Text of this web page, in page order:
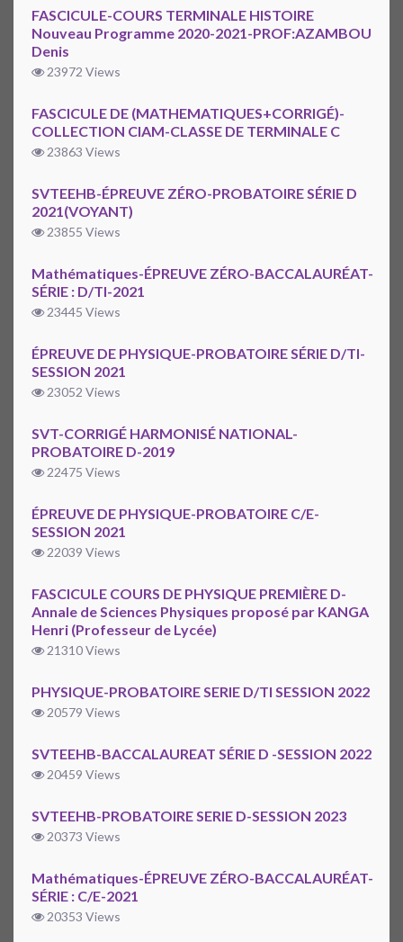
FASCICULE-COURS TERMINALE HISTOIRE
Nouveau Programme 2020-2021-PROF:AZAMBOU
Denis
23972 Views
FASCICULE DE (MATHEMATIQUES+CORRIGÉ)-
COLLECTION CIAM-CLASSE DE TERMINALE C
23863 Views
SVTEEHB-ÉPREUVE ZÉRO-PROBATOIRE SÉRIE D
2021(VOYANT)
23855 Views
Mathématiques-ÉPREUVE ZÉRO-BACCALAURÉAT-
SÉRIE : D/TI-2021
23445 Views
ÉPREUVE DE PHYSIQUE-PROBATOIRE SÉRIE D/TI-
SESSION 2021
23052 Views
SVT-CORRIGÉ HARMONISÉ NATIONAL-
PROBATOIRE D-2019
22475 Views
ÉPREUVE DE PHYSIQUE-PROBATOIRE C/E-
SESSION 2021
22039 Views
FASCICULE COURS DE PHYSIQUE PREMIÈRE D-
Annale de Sciences Physiques proposé par KANGA
Henri (Professeur de Lycée)
21310 Views
PHYSIQUE-PROBATOIRE SERIE D/TI SESSION 2022
20579 Views
SVTEEHB-BACCALAUREAT SÉRIE D -SESSION 2022
20459 Views
SVTEEHB-PROBATOIRE SERIE D-SESSION 2023
20373 Views
Mathématiques-ÉPREUVE ZÉRO-BACCALAURÉAT-
SÉRIE : C/E-2021
20353 Views